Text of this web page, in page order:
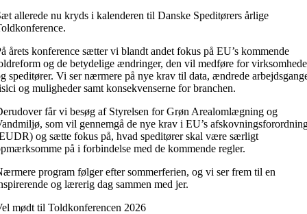
allerede nu kryds i kalenderen til Danske Speditørers årlige
årets konference sætter vi blandt andet fokus på EU’s kommende
og de betydelige ændringer, den vil medføre for
speditører. Vi ser nærmere på nye krav til data, ændrede
og muligheder samt konsekvenserne for branchen.
får vi besøg af Styrelsen for Grøn Arealomlægning og
som vil gennemgå de nye krav i EU’s
og sætte fokus på, hvad speditører skal være særligt
på i forbindelse med de kommende regler.
program følger efter sommerferien, og vi ser frem til en
og lærerig dag sammen med jer.
mødt til Toldkonferencen 2026